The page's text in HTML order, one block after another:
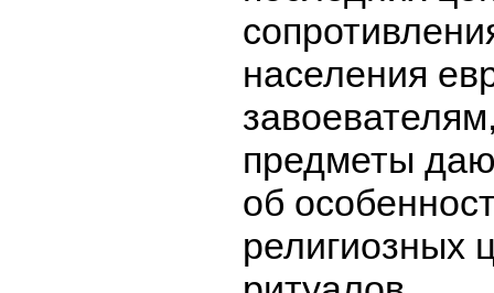
населения
предметы
об
религиозных